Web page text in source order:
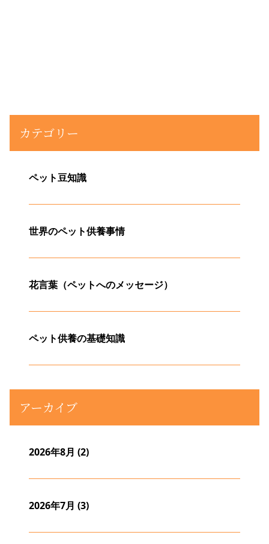
カテゴリー
ペット豆知識
世界のペット供養事情
花言葉（ペットへのメッセージ）
ペット供養の基礎知識
アーカイブ
2026年8月 (2)
2026年7月 (3)